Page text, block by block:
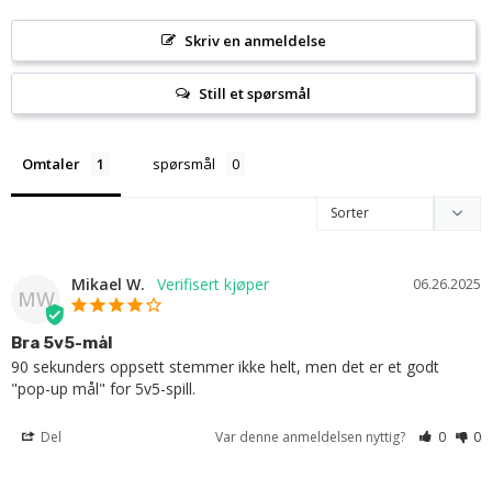
Skriv en anmeldelse
Still et spørsmål
Omtaler spørsmål
MW
06.26.2025
Mikael W.
Bra 5v5-mål
90 sekunders oppsett stemmer ikke helt, men det er et godt
"pop-up mål" for 5v5-spill.
Del Var denne anmeldelsen nyttig? 0 0